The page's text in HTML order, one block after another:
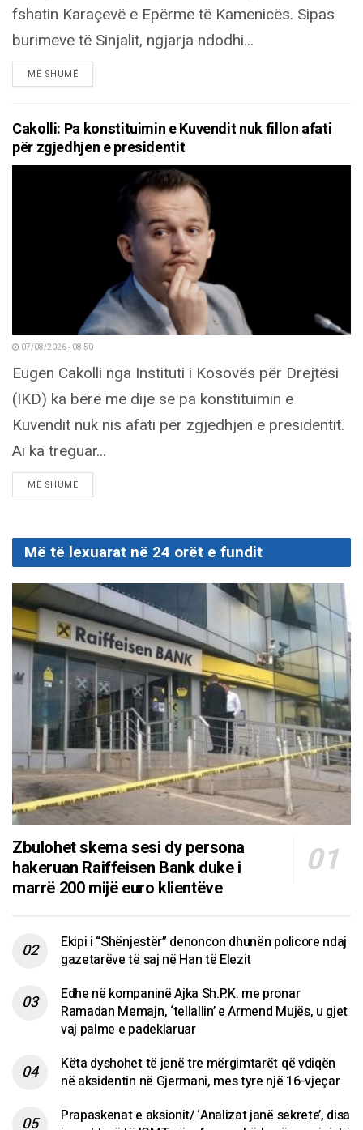
fshatin Karaçevë e Epërme të Kamenicës. Sipas
burimeve të Sinjalit, ngjarja ndodhi...
MË SHUMËDETAILS
Cakolli: Pa konstituimin e Kuvendit nuk fillon afati
për zgjedhjen e presidentit
07/08/2026 - 08:50
Eugen Cakolli nga Instituti i Kosovës për Drejtësi
(IKD) ka bërë me dije se pa konstituimin e
Kuvendit nuk nis afati për zgjedhjen e presidentit.
Ai ka treguar...
MË SHUMËDETAILS
Më të lexuarat në 24 orët e fundit
Zbulohet skema sesi dy persona
hakeruan Raiffeisen Bank duke i
marrë 200 mijë euro klientëve
Ekipi i “Shënjestër” denoncon dhunën policore ndaj
gazetarëve të saj në Han të Elezit
Edhe në kompaninë Ajka Sh.P.K. me pronar
Ramadan Memajn, ‘tellallin’ e Armend Mujës, u gjet
vaj palme e padeklaruar
Këta dyshohet të jenë tre mërgimtarët që vdiqën
në aksidentin në Gjermani, mes tyre një 16-vjeçar
Prapaskenat e aksionit/ ‘Analizat janë sekrete’, disa